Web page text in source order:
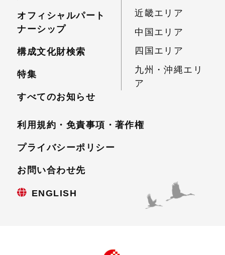
オフィシャルパート
ナーシップ
構成文化財検索
特集
すべてのお知らせ
近畿エリア
中国エリア
四国エリア
九州・沖縄エリ
ア
利用規約・免責事項・著作権
プライバシーポリシー
お問い合わせ先
ENGLISH